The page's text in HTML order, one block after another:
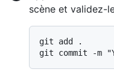
scène et validez-
git add .